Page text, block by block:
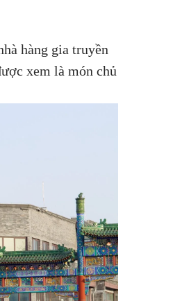
hàng gia truyền
xem là món chủ